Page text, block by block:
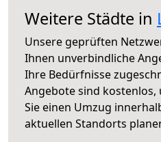
Weitere Städte in
Unsere geprüften
Ihnen unverbindliche
Ihre Bedürfnisse
Angebote sind
Sie einen Umzug
aktuellen Standorts